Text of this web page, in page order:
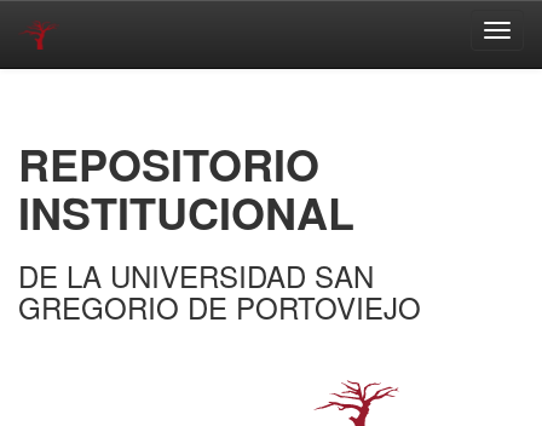
REPOSITORIO
INSTITUCIONAL
DE LA UNIVERSIDAD SAN
GREGORIO DE PORTOVIEJO